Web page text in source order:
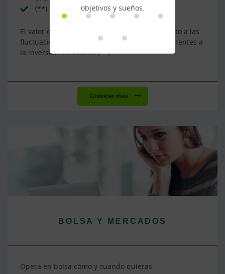
(**)
El valor de las inversiones en fondos está sujeto a las
fluctuaciones del mercado y a los riesgos inherentes a
la inversión en valores (**)
Conocer más
BOLSA Y MERCADOS
Opera en bolsa cómo y cuando quieras.
objetivos y sueños.